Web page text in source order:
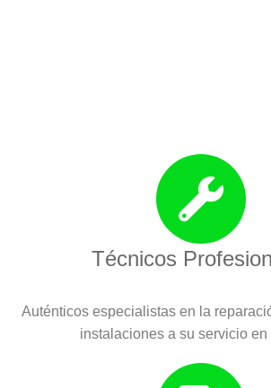
Técnicos
Auténticos especialistas en la
instalaciones a su servicio en